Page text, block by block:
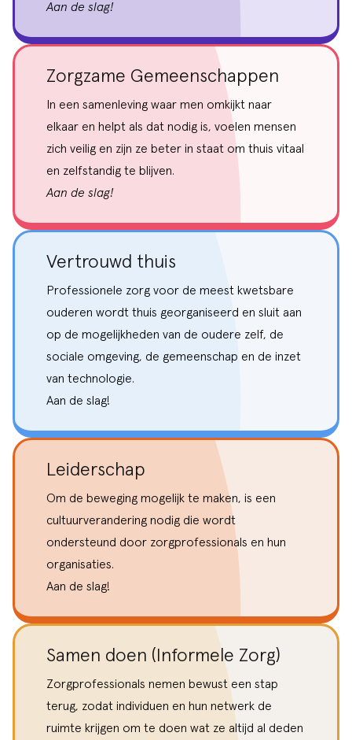
Aan de slag!
Zorgzame Gemeenschappen
In een samenleving waar men omkijkt naar
elkaar en helpt als dat nodig is, voelen mensen
zich veilig en zijn ze beter in staat om thuis vitaal
en zelfstandig te blijven.
Aan de slag!
Vertrouwd thuis
Professionele zorg voor de meest kwetsbare
ouderen wordt thuis georganiseerd en sluit aan
op de mogelijkheden van de oudere zelf, de
sociale omgeving, de gemeenschap en de inzet
van technologie.
Aan de slag!
Leiderschap
Om de beweging mogelijk te maken, is een
cultuurverandering nodig die wordt
ondersteund door zorgprofessionals en hun
organisaties.
Aan de slag!
Samen doen (Informele Zorg)
Zorgprofessionals nemen bewust een stap
terug, zodat individuen en hun netwerk de
ruimte krijgen om te doen wat ze altijd al deden